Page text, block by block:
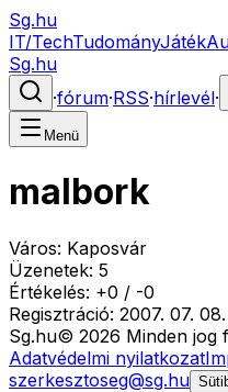
Sg.hu
IT/TechTudományJáték
Sg.hu
·fórum·RSS·hírlevél·
Menü
malbork
Város: Kaposvár
Üzenetek: 5
Értékelés: +0 / -0
Regisztráció: 2007. 07. 08.
Sg.hu© 2026 Minden jog
Adatvédelmi nyilatkozat
szerkesztoseg@sg.hu